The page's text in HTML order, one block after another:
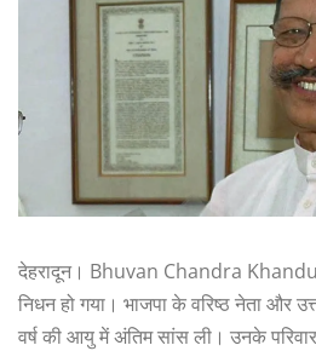
देहरादून। Bhuvan Chandra
निधन हो गया। भाजपा के वरिष्ठ नेता और
वर्ष की आयु में अंतिम सांस ली। उनके